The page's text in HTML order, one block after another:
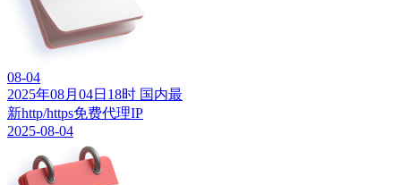
08-04
2025年08月04日18时 国内最
新http/https免费代理IP
2025-08-04